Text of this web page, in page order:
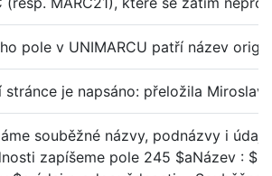
pole v UNIMARCU patří název
stránce je napsáno: přeložila Miroslav
souběžné názvy, podnázvy i
zapíšeme pole 245 $aNázev : $b